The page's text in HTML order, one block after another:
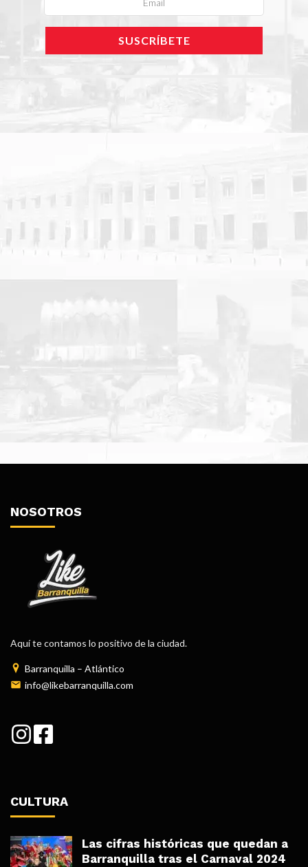
NOSOTROS
Aquí te contamos lo positivo de la ciudad.
Barranquilla – Atlántico
info@likebarranquilla.com
CULTURA
Las cifras históricas que quedan a
Barranquilla tras el Carnaval 2024